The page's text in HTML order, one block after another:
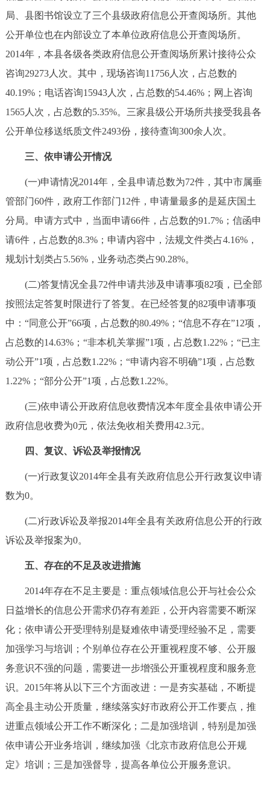
局、县图书馆设立了三个县级政府信息公开查阅场所。其他
公开单位也在内部设立了本单位政府信息公开查阅场所。
2014年，本县各级各类政府信息公开查阅场所累计接待公众
咨询29273人次。其中，现场咨询11756人次，占总数的
40.19%；电话咨询15943人次，占总数的54.46%；网上咨询
1565人次，占总数的5.35%。三家县级公开场所共接受我县各
公开单位移送纸质文件2493份，接待查询300余人次。
三、依申请公开情况
(一)申请情况2014年，全县申请总数为72件，其中市属垂
管部门60件，政府工作部门12件，申请量最多的是延庆国土
分局。申请方式中，当面申请66件，占总数的91.7%；信函申
请6件，占总数的8.3%；申请内容中，法规文件类占4.16%，
规划计划类占5.56%，业务动态类占90.28%。
(二)答复情况全县72件申请共涉及申请事项82项，已全部
按照法定答复时限进行了答复。在已经答复的82项申请事项
中：“同意公开”66项，占总数的80.49%；“信息不存在”12项，
占总数的14.63%；“非本机关掌握”1项，占总数1.22%；“已主
动公开”1项，占总数1.22%；“申请内容不明确”1项，占总数
1.22%；“部分公开”1项，占总数1.22%。
(三)依申请公开政府信息收费情况本年度全县依申请公开
政府信息收费为0元，依法免收相关费用42.3元。
四、复议、诉讼及举报情况
(一)行政复议2014年全县有关政府信息公开行政复议申请
数为0。
(二)行政诉讼及举报2014年全县有关政府信息公开的行政
诉讼及举报案为0。
五、存在的不足及改进措施
2014年存在不足主要是：重点领域信息公开与社会公众
日益增长的信息公开需求仍存有差距，公开内容需要不断深
化；依申请公开受理特别是疑难依申请受理经验不足，需要
加强学习与培训；个别单位存在公开重视程度不够、公开服
务意识不强的问题，需要进一步增强公开重视程度和服务意
识。2015年将从以下三个方面改进：一是夯实基础，不断提
高全县主动公开质量，继续落实好市政府公开工作要点，推
进重点领域公开工作不断深化；二是加强培训，特别是加强
依申请公开业务培训，继续加强《北京市政府信息公开规
定》培训；三是加强督导，提高各单位公开服务意识。